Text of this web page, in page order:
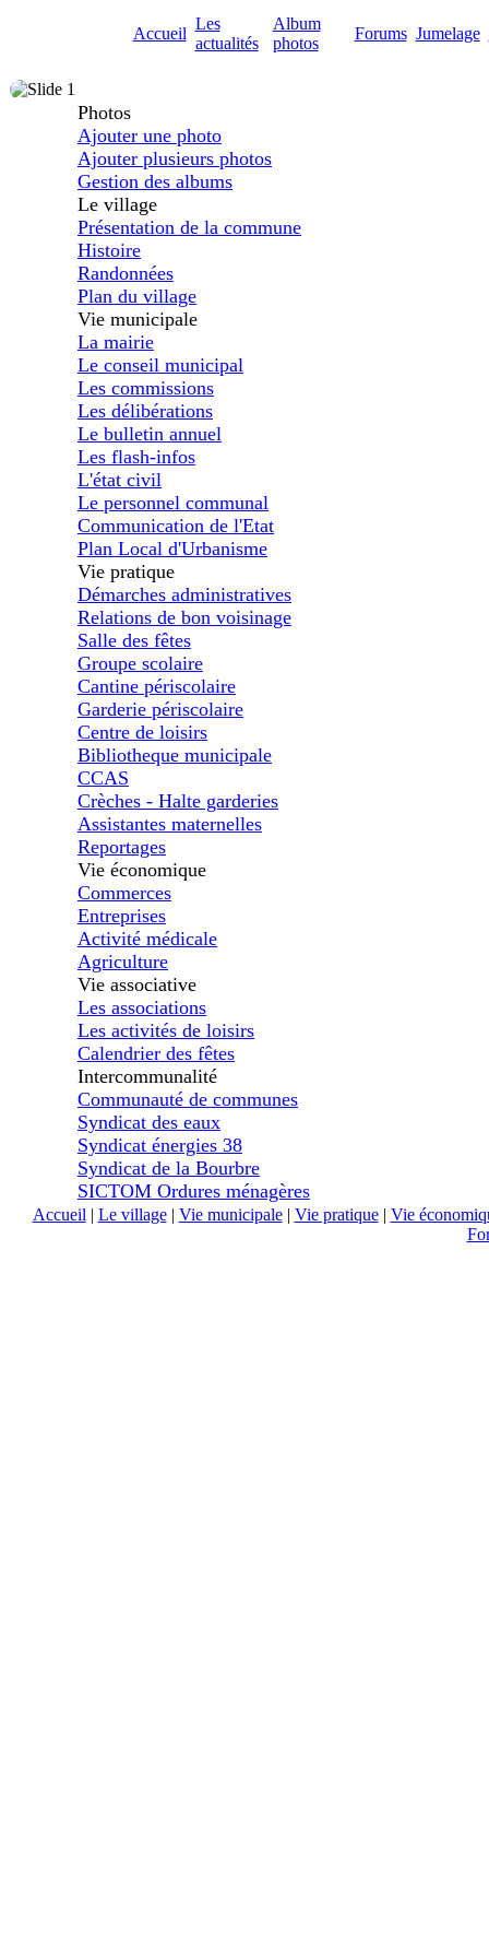
Accueil
Les
actualités
Album
photos
Forums Jumelage
Photos
Ajouter une photo
Ajouter plusieurs photos
Gestion des albums
Le village
Présentation de la commune
Histoire
Randonnées
Plan du village
Vie municipale
La mairie
Le conseil municipal
Les commissions
Les délibérations
Le bulletin annuel
Les flash-infos
L'état civil
Le personnel communal
Communication de l'Etat
Plan Local d'Urbanisme
Vie pratique
Démarches administratives
Relations de bon voisinage
Salle des fêtes
Groupe scolaire
Cantine périscolaire
Garderie périscolaire
Centre de loisirs
Bibliotheque municipale
CCAS
Crèches - Halte garderies
Assistantes maternelles
Reportages
Vie économique
Commerces
Entreprises
Activité médicale
Agriculture
Vie associative
Les associations
Les activités de loisirs
Calendrier des fêtes
Intercommunalité
Communauté de communes
Syndicat des eaux
Syndicat énergies 38
Syndicat de la Bourbre
SICTOM Ordures ménagères
Accueil | Le village| Vie municipale| Vie pratique| Vie